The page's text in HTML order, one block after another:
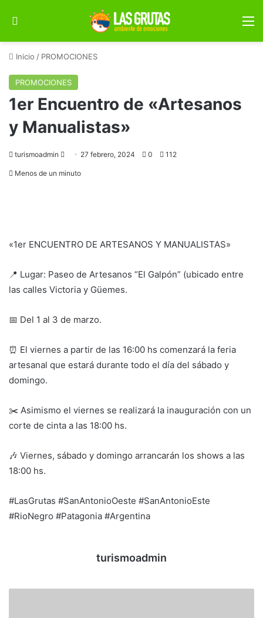
Inicio / PROMOCIONES
PROMOCIONES
1er Encuentro de «Artesanos
y Manualistas»
turismoadmin
Send 27 febrero, 2024 0 112
Menos de un minuto
«1er ENCUENTRO DE ARTESANOS Y MANUALISTAS»
📍 Lugar: Paseo de Artesanos “El Galpón” (ubicado entre
las calles Victoria y Güemes.
📅 Del 1 al 3 de marzo.
⏰ El viernes a partir de las 16:00 hs comenzará la feria
artesanal que estará durante todo el día del sábado y
domingo.
✂️ Asimismo el viernes se realizará la inauguración con un
corte de cinta a las 18:00 hs.
🎶 Viernes, sábado y domingo arrancarán los shows a las
18:00 hs.
#LasGrutas #SanAntonioOeste #SanAntonioEste
#RioNegro #Patagonia #Argentina
turismoadmin